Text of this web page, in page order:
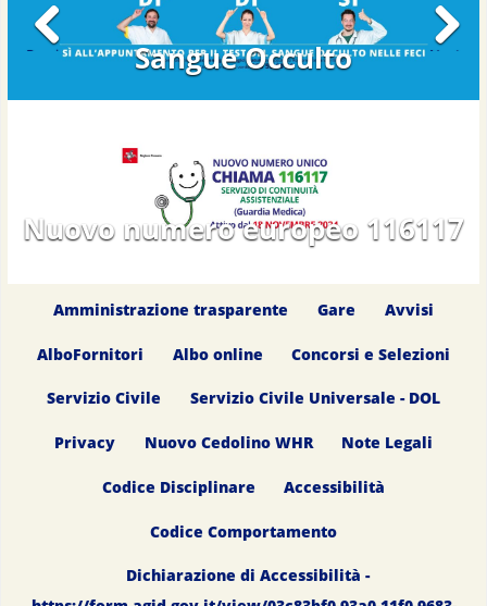
Sangue Occulto
Previous Next
Nuovo numero europeo 116117
Amministrazione trasparente Gare Avvisi
AlboFornitori Albo online Concorsi e Selezioni
Servizio Civile Servizio Civile Universale - DOL
Privacy Nuovo Cedolino WHR Note Legali
Codice Disciplinare Accessibilità
Codice Comportamento
Dichiarazione di Accessibilità -